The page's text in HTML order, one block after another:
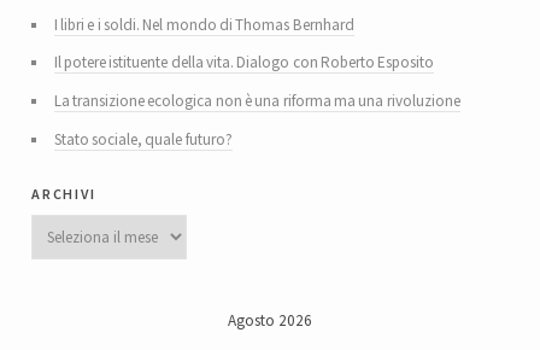
I libri e i soldi. Nel mondo di Thomas Bernhard
Il potere istituente della vita. Dialogo con Roberto Esposito
La transizione ecologica non è una riforma ma una rivoluzione
Stato sociale, quale futuro?
archivi
Archivi
Agosto 2026